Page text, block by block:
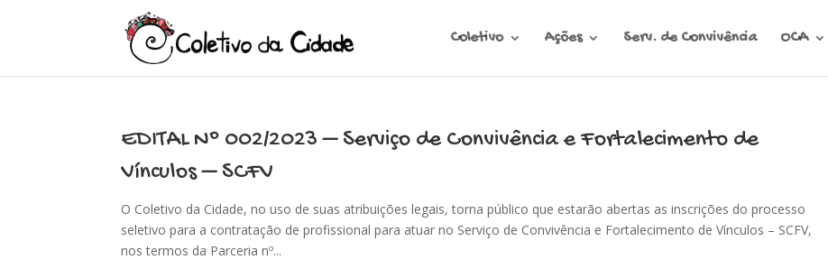
Coletivo Ações Serv. de Convivência OCA
EDITAL Nº 002/2023 – Serviço de Convivência e Fortalecimento de
Vínculos – SCFV
O Coletivo da Cidade, no uso de suas atribuições legais, torna público que estarão abertas as inscrições do processo
seletivo para a contratação de profissional para atuar no Serviço de Convivência e Fortalecimento de Vínculos – SCFV,
nos termos da Parceria nº...